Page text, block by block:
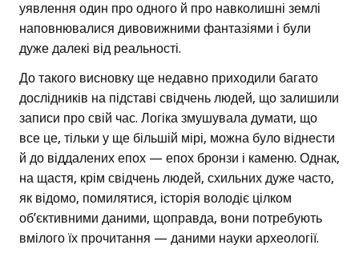
уявлення один про одного й про навколишні землі
наповнювалися дивовижними фантазіями і були
дуже далекі від реальності.
До такого висновку ще недавно приходили багато
дослідників на підставі свідчень людей, що залишили
записи про свій час. Логіка змушувала думати, що
все це, тільки у ще більшій мірі, можна було віднести
й до віддалених епох — епох бронзи і каменю. Однак,
на щастя, крім свідчень людей, схильних дуже часто,
як відомо, помилятися, історія володіє цілком
об’єктивними даними, щоправда, вони потребують
вмілого їх прочитання — даними науки археології.